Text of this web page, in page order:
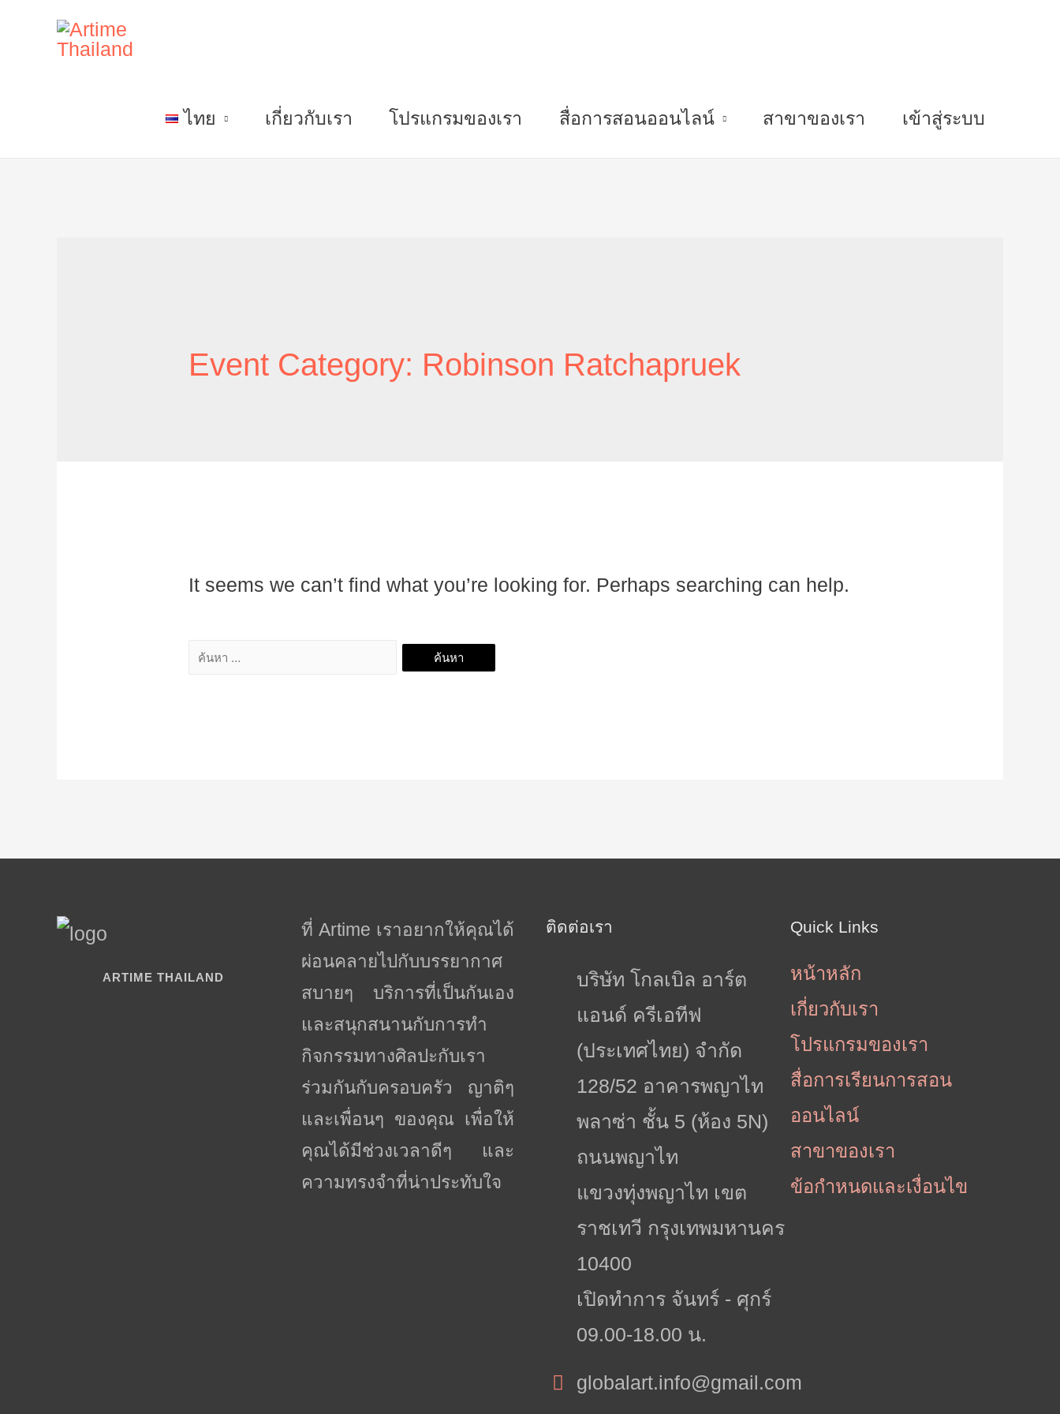
ไทย เกี่ยวกับเรา โปรแกรมของเรา สื่อการสอนออนไลน์ สาขาของเรา เข้าสู่ระบบ
Event Category: Robinson Ratchapruek
It seems we can’t find what you’re looking for. Perhaps searching can help.
ค้นหา
ARTIME THAILAND
ที่ Artime เราอยากให้คุณได้
ผ่อนคลายไปกับบรรยากาศ
สบายๆ บริการที่เป็นกันเอง
และสนุกสนานกับการทำ
กิจกรรมทางศิลปะกับเรา
ร่วมกันกับครอบครัว ญาติๆ
และเพื่อนๆ ของคุณ เพื่อให้
คุณได้มีช่วงเวลาดีๆ และ
ความทรงจำที่น่าประทับใจ
ติดต่อเรา
บริษัท โกลเบิล อาร์ต
แอนด์ ครีเอทีฟ
(ประเทศไทย) จำกัด
128/52 อาคารพญาไท
พลาซ่า ชั้น 5 (ห้อง 5N)
ถนนพญาไท
แขวงทุ่งพญาไท เขต
ราชเทวี กรุงเทพมหานคร
10400
เปิดทำการ จันทร์ - ศุกร์
09.00-18.00 น.
globalart.info@gmail.com
Quick Links
หน้าหลัก
เกี่ยวกับเรา
โปรแกรมของเรา
สื่อการเรียนการสอน
ออนไลน์
สาขาของเรา
ข้อกำหนดและเงื่อนไข